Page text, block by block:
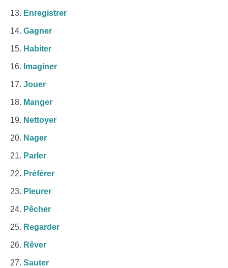
Enregistrer
Gagner
Habiter
Imaginer
Jouer
Manger
Nettoyer
Nager
Parler
Préférer
Pleurer
Pêcher
Regarder
Rêver
Sauter